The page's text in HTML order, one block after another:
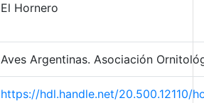
El Hornero
Aves Argentinas. Asociación
https://hdl.handle.net/20.500.12110/